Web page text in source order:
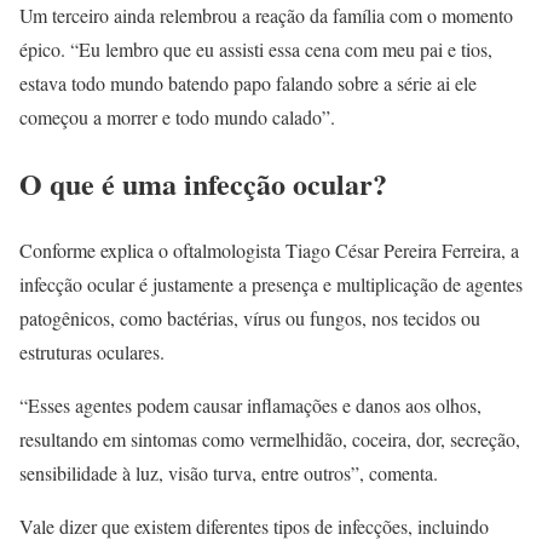
Um terceiro ainda relembrou a reação da família com o momento
épico. “Eu lembro que eu assisti essa cena com meu pai e tios,
estava todo mundo batendo papo falando sobre a série ai ele
começou a morrer e todo mundo calado”.
O que é uma infecção ocular?
Conforme explica o oftalmologista Tiago César Pereira Ferreira, a
infecção ocular é justamente a presença e multiplicação de agentes
patogênicos, como bactérias, vírus ou fungos, nos tecidos ou
estruturas oculares.
“Esses agentes podem causar inflamações e danos aos olhos,
resultando em sintomas como vermelhidão, coceira, dor, secreção,
sensibilidade à luz, visão turva, entre outros”, comenta.
Vale dizer que existem diferentes tipos de infecções, incluindo